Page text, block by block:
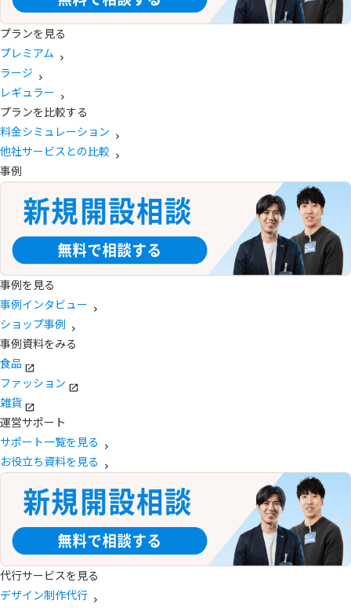
プランを見る
プレミアム
ラージ
レギュラー
プランを比較する
料金シミュレーション
他社サービスとの比較
事例
事例を見る
事例インタビュー
ショップ事例
事例資料をみる
食品
ファッション
雑貨
運営サポート
サポート一覧を見る
お役立ち資料を見る
代行サービスを見る
デザイン制作代行